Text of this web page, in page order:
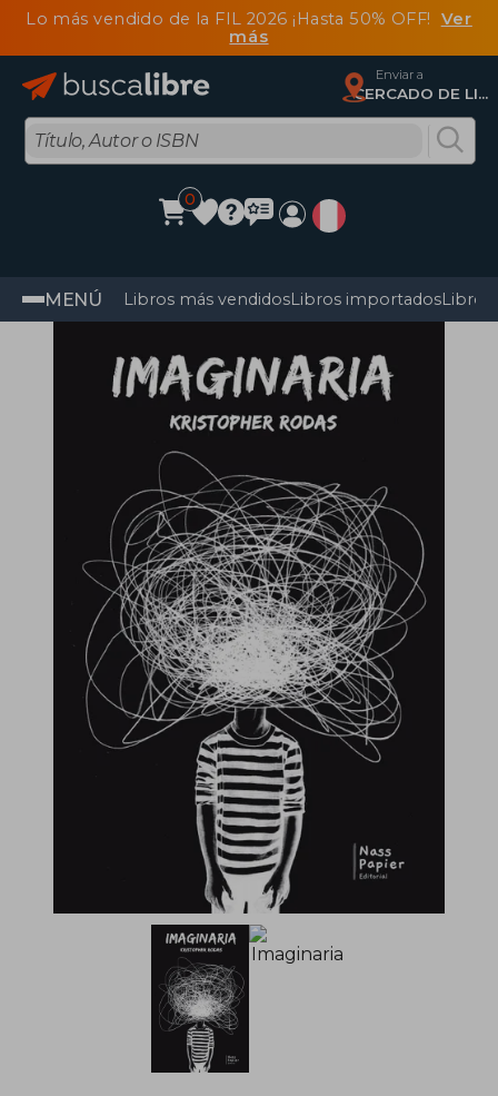
Lo más vendido de la FIL 2026 ¡Hasta 50% OFF! Ver
más
Enviar a
CERCADO DE LIMA, Lima
0
MENÚ Libros más vendidosLibros importadosLibros